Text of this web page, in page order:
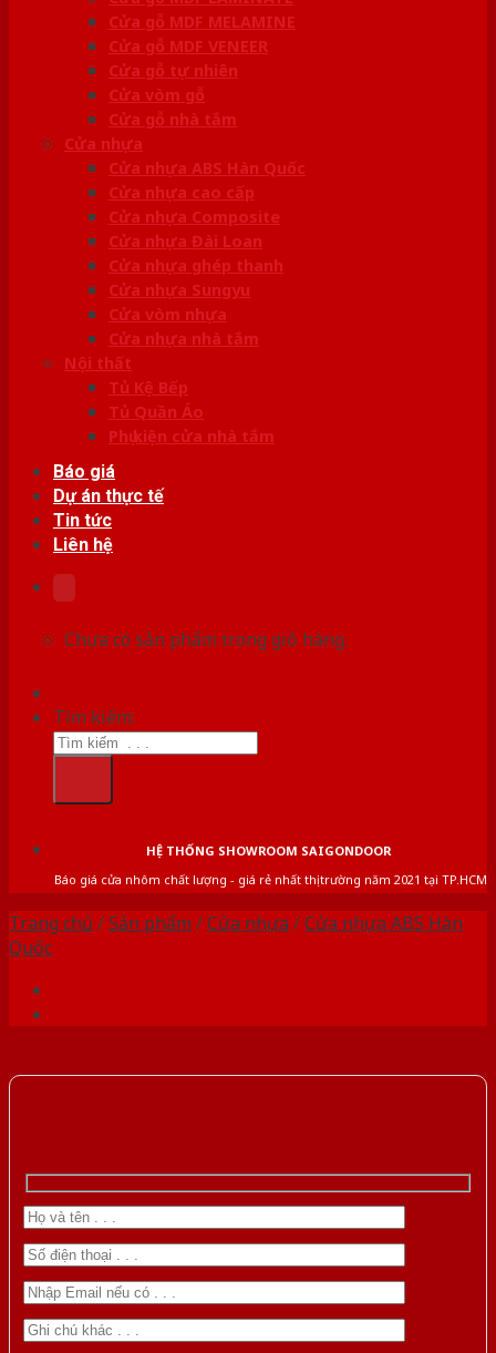
Cửa gỗ MDF MELAMINE
Cửa gỗ MDF VENEER
Cửa gỗ tự nhiên
Cửa vòm gỗ
Cửa gỗ nhà tắm
Cửa nhựa
Cửa nhựa ABS Hàn Quốc
Cửa nhựa cao cấp
Cửa nhựa Composite
Cửa nhựa Đài Loan
Cửa nhựa ghép thanh
Cửa nhựa Sungyu
Cửa vòm nhựa
Cửa nhựa nhà tắm
Nội thất
Tủ Kệ Bếp
Tủ Quần Áo
Phụ kiện cửa nhà tắm
Báo giá
Dự án thực tế
Tin tức
Liên hệ
Chưa có sản phẩm trong giỏ hàng.
Tìm kiếm:
HỆ THỐNG SHOWROOM SAIGONDOOR
Báo giá cửa nhôm chất lượng - giá rẻ nhất thị trường năm 2021 tại TP.HCM
Trang chủ /Sản phẩm /Cửa nhựa /Cửa nhựa ABS Hàn
Quốc